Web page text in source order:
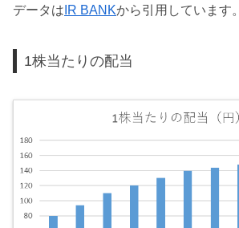
データは IR BANKから引用しています。
1株当たりの配当